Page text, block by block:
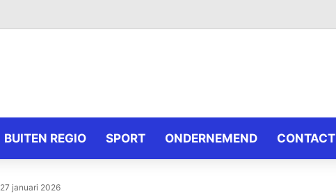
BUITEN REGIO SPORT ONDERNEMEND CONTACT
27 januari 2026